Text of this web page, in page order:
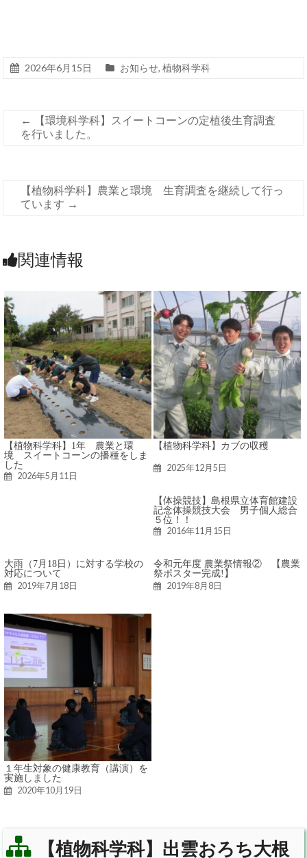
2026年6月15日 お知らせ,植物科学科
←
【環境科学科】スイートコーンの定植後生育調査
を行いました。
【植物科学科】農業と環境 生育調査を継続して行っ
ています →
関連情報
【植物科学科】1年 農業と環
境 スイートコーンの播種をしま
した
2026年5月11日
【植物科学科】カブの収穫
2025年12月5日
【体操競技】島根県立体育館建設
記念体操競技大会 男子個人総合
５位！！
2016年11月15日
大雨（7月18日）に対する学校の
対応について
2019年7月18日
令和元年度 農業祭情報② 【農業
祭ポスター完成!】
2019年8月8日
１年生対象の健康教育（講演）を
実施しました
2020年10月19日
【植物科学科】出雲おろち大根